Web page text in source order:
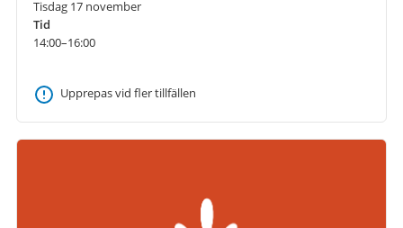
Tisdag 17 november
Tid
14:00–16:00
Upprepas vid fler tillfällen